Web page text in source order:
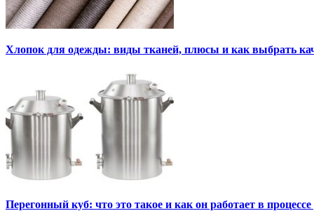
Хлопок для одежды: виды тканей, плюсы и как выбрать
Перегонный куб: что это такое и как он работает в